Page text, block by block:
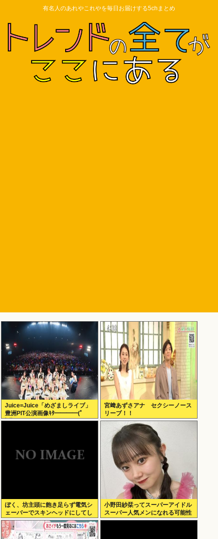
有名人のあれやこれやを毎日お届けする5chまとめ
Juice=Juice「めざましライブ」
豊洲PIT公演画像ｷﾀ━━━━(ﾟ
∀ﾟ)━━━━!!
宮﨑あずさアナ セクシーノース
リーブ！！
ぼく、坊主頭に飽き足らず電気シ
ェーバーでスキンヘッドにしてし
まう
小野田紗栞ってスーパーアイドル
スーパー人気メンになれる可能性
あったよな？